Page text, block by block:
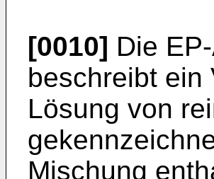
[0010] Die
beschreibt ein
Lösung von
Mischung